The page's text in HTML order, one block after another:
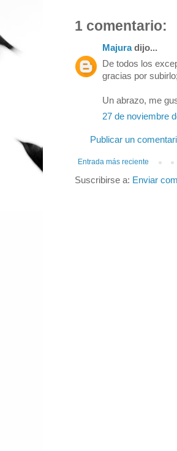
1 comentario:
Majuradijo...
De todos los
gracias por
Un abrazo, me
27 de noviembre
Publicar un
Entrada más reciente
Suscribirse a: Enviar